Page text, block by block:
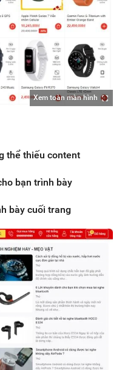
Xem toàn màn hình
thể thiếu content
bạn trình bày
bày cuối trang